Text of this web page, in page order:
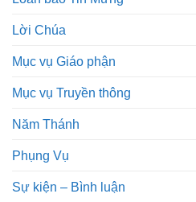
Lời Chúa
Mục vụ Giáo phận
Mục vụ Truyền thông
Năm Thánh
Phụng Vụ
Sự kiện – Bình luận